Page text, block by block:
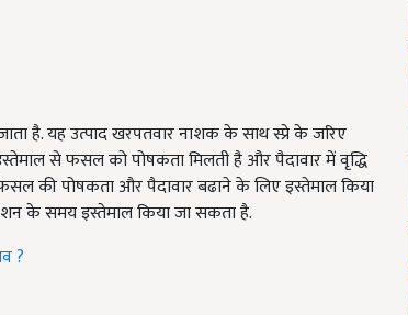
है. यह उत्पाद खरपतवार नाशक के साथ स्प्रे के जरिए
से फसल को पोषकता मिलती है और पैदावार में वृद्धि
की पोषकता और पैदावार बढाने के लिए इस्तेमाल किया
के समय इस्तेमाल किया जा सकता है.
?